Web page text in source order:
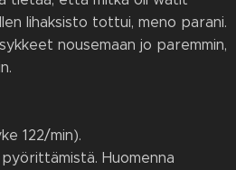
lihaksisto tottui, meno parani.
nousemaan jo paremmin,
122/min).
Huomenna